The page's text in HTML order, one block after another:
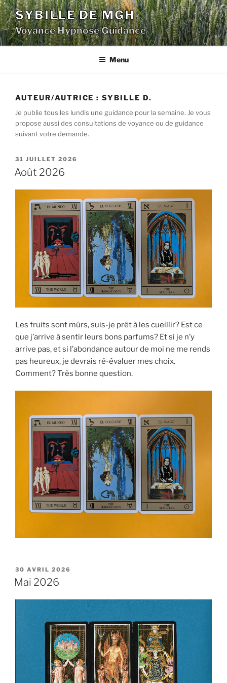
Aller
au
contenu
principal
SYBILLE DE MGH
Voyance Hypnose Guidance
Menu
AUTEUR/AUTRICE :SYBILLE D.
Je publie tous les lundis une guidance pour la semaine. Je vous
propose aussi des consultations de voyance ou de guidance
suivant votre demande.
PUBLIÉ
LE
31 JUILLET 2026
Août 2026
Les fruits sont mûrs, suis-je prêt à les cueillir? Est ce
que j’arrive à sentir leurs bons parfums? Et si je n’y
arrive pas, et si l’abondance autour de moi ne me rends
pas heureux, je devrais ré-évaluer mes choix.
Comment? Très bonne question.
PUBLIÉ
LE
30 AVRIL 2026
Mai 2026